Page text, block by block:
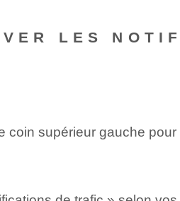
LES
supérieur gauche pour